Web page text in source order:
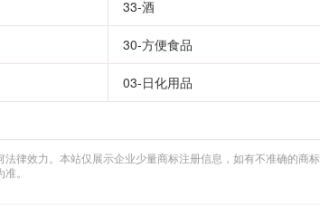
33-酒
30-方便食品
03-日化用品
律效力。本站仅展示企业少量商标注册信息，如有不准确的商标
。